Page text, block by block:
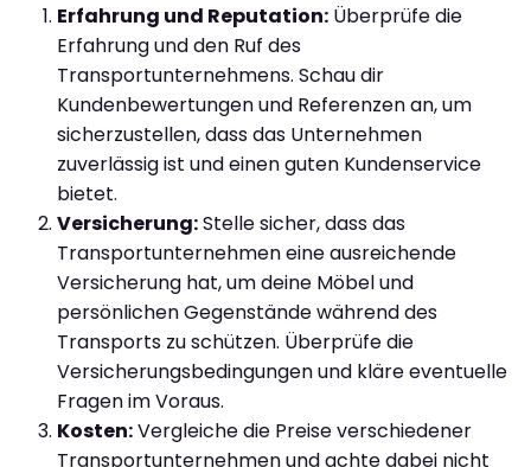
Erfahrung und Reputation: Überprüfe die
Erfahrung und den Ruf des
Transportunternehmens. Schau dir
Kundenbewertungen und Referenzen an, um
sicherzustellen, dass das Unternehmen
zuverlässig ist und einen guten Kundenservice
bietet.
Versicherung:Stelle sicher, dass das
Transportunternehmen eine ausreichende
Versicherung hat, um deine Möbel und
persönlichen Gegenstände während des
Transports zu schützen. Überprüfe die
Versicherungsbedingungen und kläre eventuelle
Fragen im Voraus.
Kosten:Vergleiche die Preise verschiedener
Transportunternehmen und achte dabei nicht